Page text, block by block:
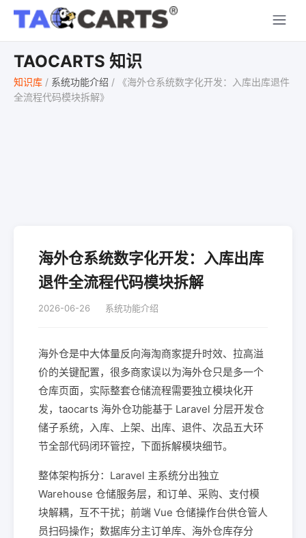
TAOCARTS 知识
知识库 / 系统功能介绍 /
《海外仓系统数字化开发：入库出库退件
全流程代码模块拆解》
海外仓系统数字化开发：入库出库
退件全流程代码模块拆解
2026-06-26 系统功能介绍
海外仓是中大体量反向海淘商家提升时效、拉高溢
价的关键配置，很多商家误以为海外仓只是多一个
仓库页面，实际整套仓储流程需要独立模块化开
发，taocarts 海外仓功能基于 Laravel 分层开发仓
储子系统，入库、上架、出库、退件、次品五大环
节全部代码闭环管控，下面拆解模块细节。
整体架构拆分：Laravel 主系统分出独立
Warehouse 仓储服务层，和订单、采购、支付模
块解耦，互不干扰；前端 Vue 仓储操作台供仓管人
员扫码操作；数据库分主订单库、海外仓库存分